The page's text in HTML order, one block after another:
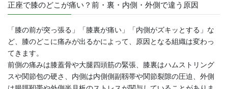
正座で膝のどこが痛い？前・裏・内側・外側で違う原因
「膝の前が突っ張る」「膝裏が痛い」「内側がズキッとする」な
ど、膝のどこに痛みが出るかによって、原因となる組織は変わっ
てきます。
前側の痛みは膝蓋骨や大腿四頭筋の緊張、膝裏はハムストリング
スや関節包の硬さ、内側は内側側副靱帯や関節裂隙の圧迫、外側